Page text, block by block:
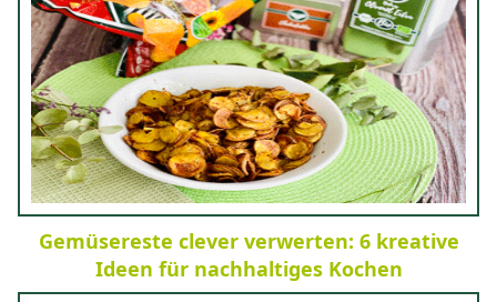
Gemüsereste clever verwerten: 6 kreative
Ideen für nachhaltiges Kochen